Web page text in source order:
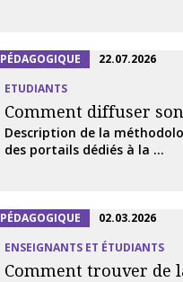
PÉDAGOGIQUE
22.07.2026
ETUDIANTS
Comment diffuser
Description de la
des portails dédiés à la ...
PÉDAGOGIQUE
02.03.2026
ENSEIGNANTS ET ÉTUDIANTS
Comment trouver de